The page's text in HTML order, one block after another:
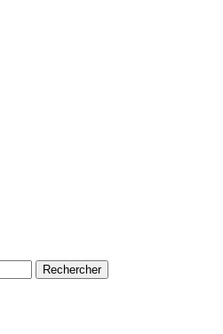
Rechercher